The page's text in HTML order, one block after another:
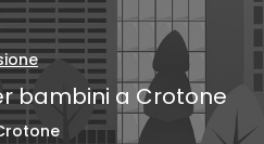
bambini a Crotone